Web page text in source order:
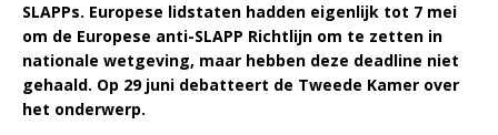
SLAPPs. Europese lidstaten hadden eigenlijk tot 7 mei
om de Europese anti-SLAPP Richtlijn om te zetten in
nationale wetgeving, maar hebben deze deadline niet
gehaald. Op 29 juni debatteert de Tweede Kamer over
het onderwerp.